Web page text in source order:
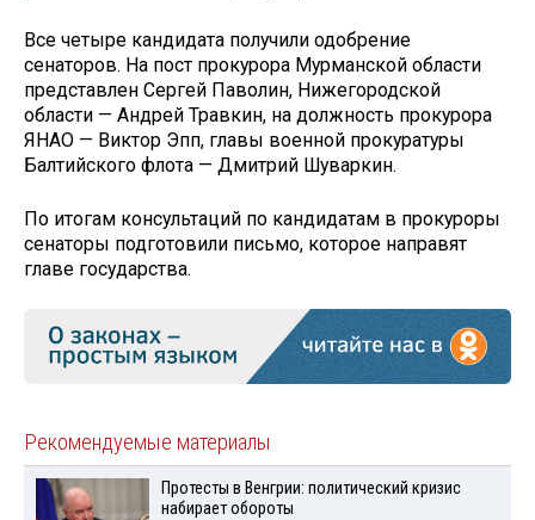
Все четыре кандидата получили одобрение
сенаторов. На пост прокурора Мурманской области
представлен Сергей Паволин, Нижегородской
области — Андрей Травкин, на должность прокурора
ЯНАО — Виктор Эпп, главы военной прокуратуры
Балтийского флота — Дмитрий Шуваркин.
По итогам консультаций по кандидатам в прокуроры
сенаторы подготовили письмо, которое направят
главе государства.
Рекомендуемые материалы
Протесты в Венгрии: политический кризис
набирает обороты